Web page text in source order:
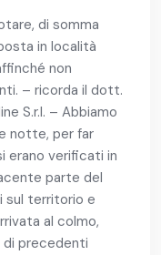
di somma
in località
non
– ricorda il dott.
S.r.l. – Abbiamo
notte, per far
erano verificati in
parte del
sul territorio e
al colmo,
precedenti